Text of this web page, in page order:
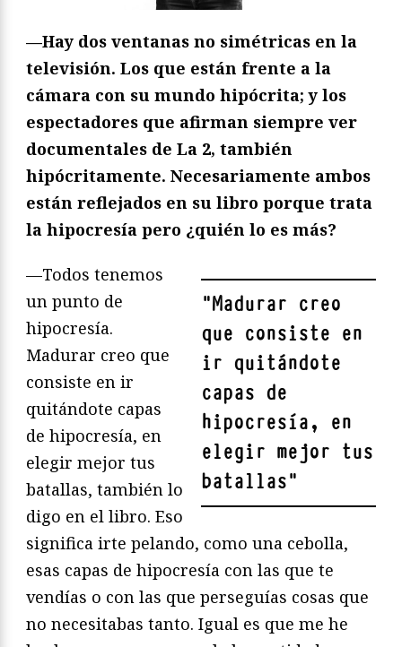
—Hay dos ventanas no simétricas en la
televisión. Los que están frente a la
cámara con su mundo hipócrita; y los
espectadores que afirman siempre ver
documentales de La 2, también
hipócritamente. Necesariamente ambos
están reflejados en su libro porque trata
la hipocresía pero ¿quién lo es más?
"Madurar creo
que consiste en
ir quitándote
capas de
hipocresía, en
elegir mejor tus
batallas"
—Todos tenemos
un punto de
hipocresía.
Madurar creo que
consiste en ir
quitándote capas
de hipocresía, en
elegir mejor tus
batallas, también lo
digo en el libro. Eso
significa irte pelando, como una cebolla,
esas capas de hipocresía con las que te
vendías o con las que perseguías cosas que
no necesitabas tanto. Igual es que me he